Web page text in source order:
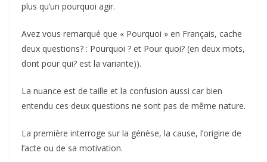
plus qu’un pourquoi agir.
Avez vous remarqué que « Pourquoi » en Français, cache
deux questions? : Pourquoi ? et Pour quoi? (en deux mots,
dont pour qui? est la variante)).
La nuance est de taille et la confusion aussi car bien
entendu ces deux questions ne sont pas de même nature.
La première interroge sur la génèse, la cause, l’origine de
l’acte ou de sa motivation.